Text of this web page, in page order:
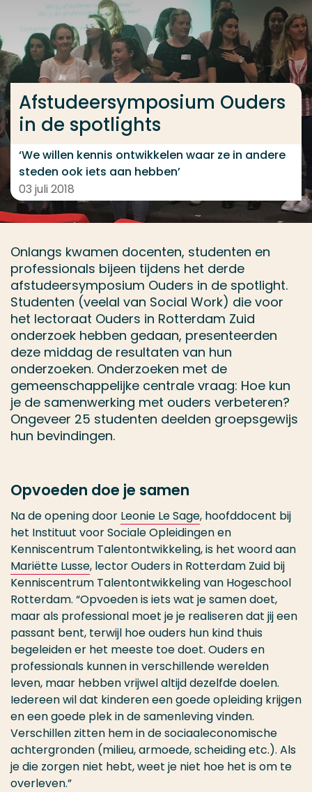
Ga direct naar de content
... > Ouders in de Spotlights
Afstudeersymposium Ouders
in de spotlights
‘We willen kennis ontwikkelen waar ze in andere
steden ook iets aan hebben’
03 juli 2018
Onlangs kwamen docenten, studenten en
professionals bijeen tijdens het derde
afstudeersymposium Ouders in de spotlight.
Studenten (veelal van Social Work) die voor
het lectoraat Ouders in Rotterdam Zuid
onderzoek hebben gedaan, presenteerden
deze middag de resultaten van hun
onderzoeken. Onderzoeken met de
gemeenschappelijke centrale vraag: Hoe kun
je de samenwerking met ouders verbeteren?
Ongeveer 25 studenten deelden groepsgewijs
hun bevindingen.
Opvoeden doe je samen
Na de opening door Leonie Le Sage, hoofddocent bij
het Instituut voor Sociale Opleidingen en
Kenniscentrum Talentontwikkeling, is het woord aan
Mariëtte Lusse, lector Ouders in Rotterdam Zuid bij
Kenniscentrum Talentontwikkeling van Hogeschool
Rotterdam. “Opvoeden is iets wat je samen doet,
maar als professional moet je je realiseren dat jij een
passant bent, terwijl hoe ouders hun kind thuis
begeleiden er het meeste toe doet. Ouders en
professionals kunnen in verschillende werelden
leven, maar hebben vrijwel altijd dezelfde doelen.
Iedereen wil dat kinderen een goede opleiding krijgen
en een goede plek in de samenleving vinden.
Verschillen zitten hem in de sociaaleconomische
achtergronden (milieu, armoede, scheiding etc.). Als
je die zorgen niet hebt, weet je niet hoe het is om te
overleven.”
Veel gezocht
Opleiding
Contact